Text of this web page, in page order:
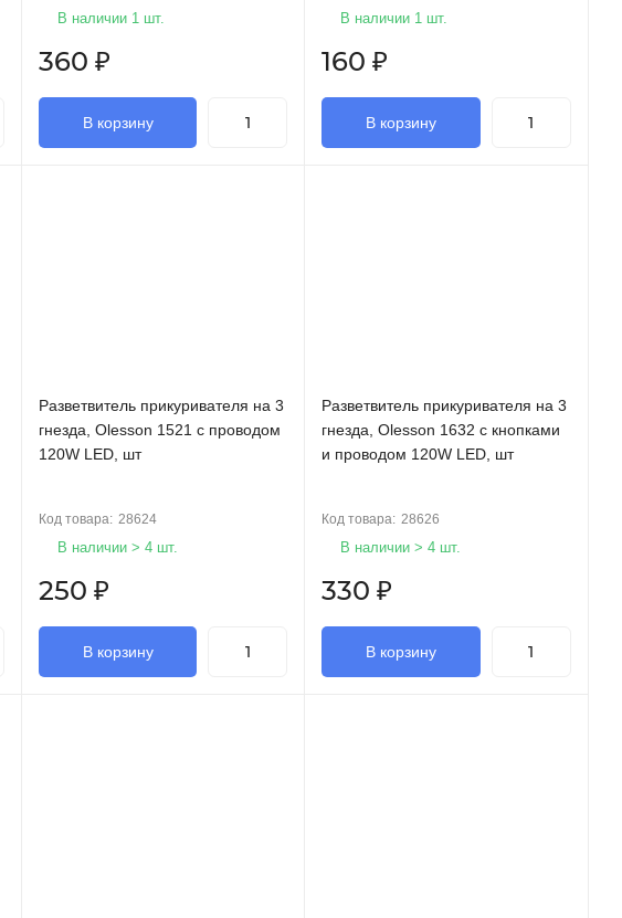
В наличии 1 шт.
360 ₽
В корзину
В наличии 1 шт.
160₽
В корзину
Разветвитель прикуривателя на 3
гнезда, Olesson 1521 с проводом
120W LED, шт
Код товара: 28624
В наличии > 4 шт.
250 ₽
В корзину
Разветвитель прикуривателя на 3
гнезда, Olesson 1632 с кнопками
и проводом 120W LED, шт
Код товара: 28626
В наличии > 4 шт.
330₽
В корзину